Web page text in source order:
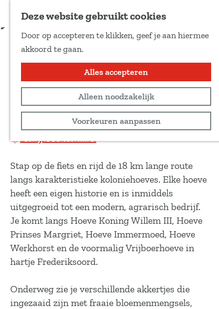
Deze website gebruikt cookies
Door op accepteren te klikken, geef je aan hiermee
akkoord te gaan.
Alles accepteren
Alleen noodzakelijk
Voorkeuren aanpassen
Voeg toe als favoriet
e
e
d
z
g
i
n
a
Download route
Langs koloniehoeves,
akkers en lekkers
Bekijk routekaart
Stap op de fiets en rijd de 18 km lange route
langs karakteristieke koloniehoeves. Elke hoeve
heeft een eigen historie en is inmiddels
uitgegroeid tot een modern, agrarisch bedrijf.
Je komt langs Hoeve Koning Willem III, Hoeve
Prinses Margriet, Hoeve Immermoed, Hoeve
Werkhorst en de voormalig Vrijboerhoeve in
hartje Frederiksoord.
Onderweg zie je verschillende akkertjes die
ingezaaid zijn met fraaie bloemenmengsels,